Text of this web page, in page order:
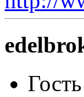
Гость